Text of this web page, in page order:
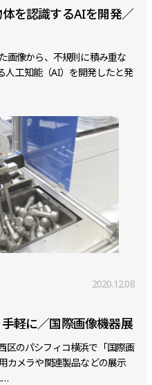
を認識するAIを開発／
画像から、不規則に積み重な
人工知能（AI）を開発したと発
2020.12.08
軽に／国際画像機器展
区のパシフィコ横浜で「国際画
カメラや関連製品などの展示